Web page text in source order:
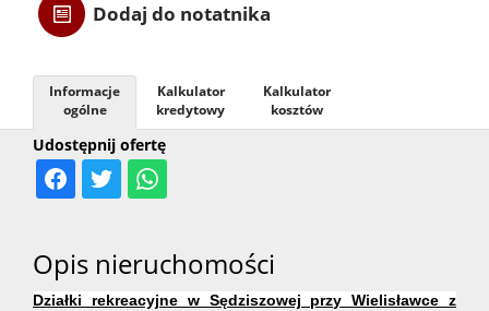
Dodaj do notatnika
Udostępnij ofertę
Informacje
ogólne
Kalkulator
kredytowy
Kalkulator
kosztów
Opis nieruchomości
Działki rekreacyjne w Sędziszowej przy Wielisławce z